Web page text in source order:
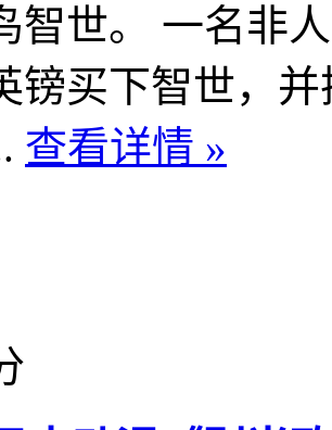
智世。 一名非
镑买下智世，
查看详情 »